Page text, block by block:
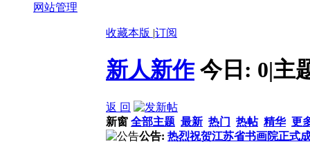
网站管理
收藏本版 |订阅
新人新作 今日: 0|主
返 回
新窗 全部主题 最新 热门 热帖 精华 更
公告: 热烈祝贺江苏省书画院正式